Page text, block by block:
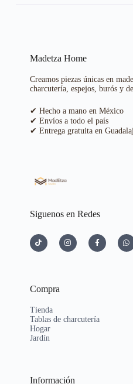
Madetza Home
Creamos piezas únicas en
charcutería, espejos, burós y
✔ Hecho a mano en México
✔ Envíos a todo el país
✔ Entrega gratuita en
Siguenos en Redes
Compra
Tienda
Tablas de charcutería
Hogar
Jardín
Información